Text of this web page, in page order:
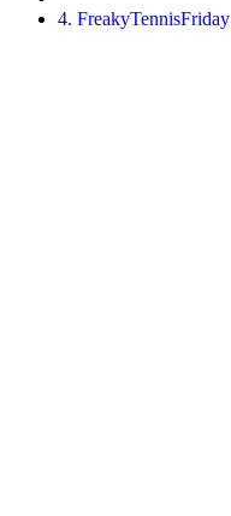
4. FreakyTennisFriday